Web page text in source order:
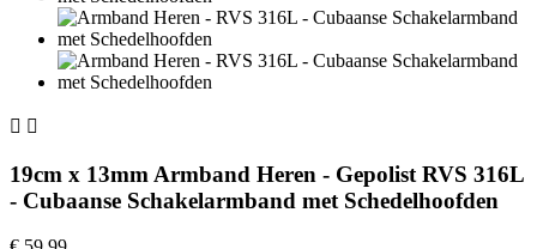
 
19cm x 13mm Armband Heren - Gepolist RVS 316L
- Cubaanse Schakelarmband met Schedelhoofden